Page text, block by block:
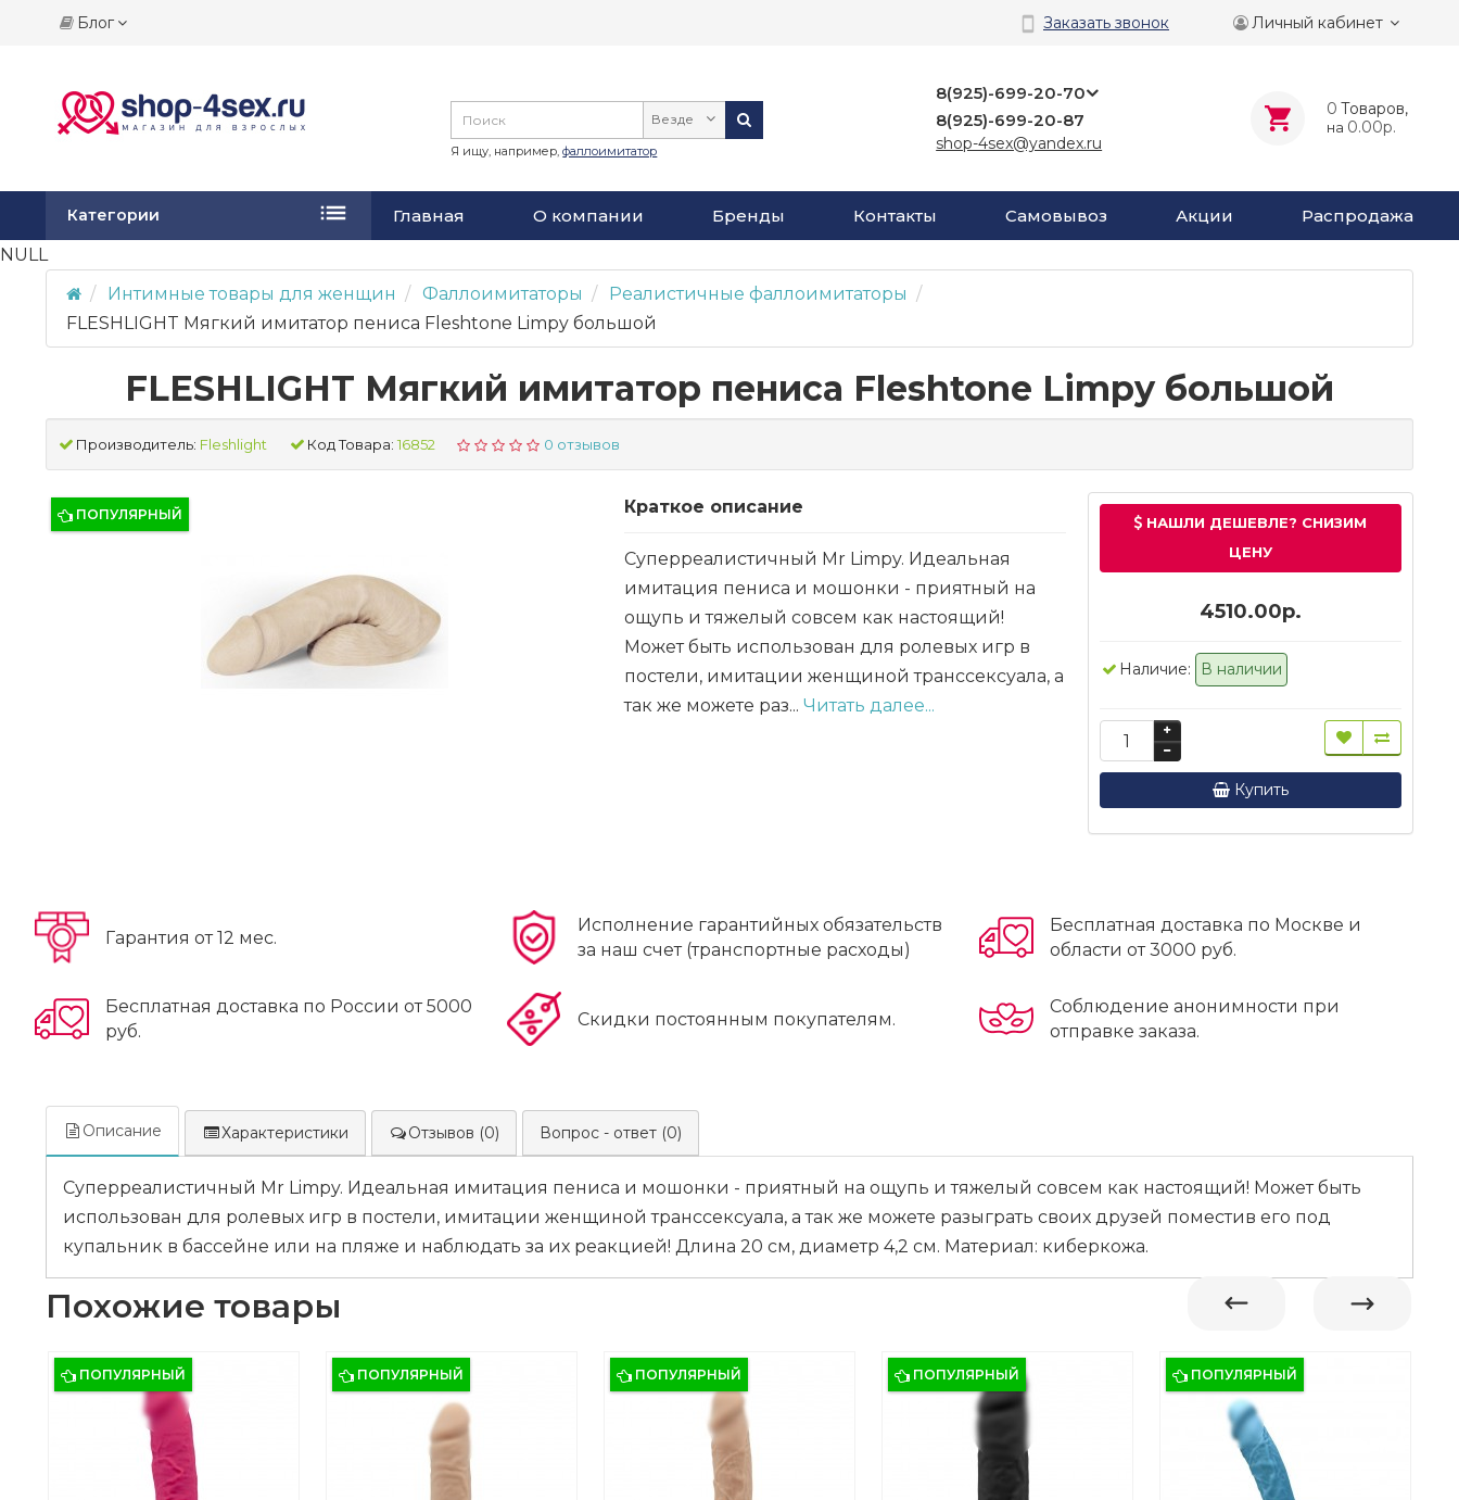
Блог Заказать звонок Личный кабинет
8(925)-699-20-70
8(925)-699-20-87
shop-4sex@yandex.ru
0 Tоваров,
на 0.00р.
Везде
Я ищу, например,фаллоимитатор
Главная О компании Бренды Контакты Самовывоз Акции Распродажа
Категории
NULL
Интимные товары для женщин
Фаллоимитаторы
Реалистичные фаллоимитаторы
FLESHLIGHT Мягкий имитатор пениса Fleshtone Limpy большой
FLESHLIGHT Мягкий имитатор пениса Fleshtone Limpy большой
Производитель: Fleshlight Код Товара: 16852 0 отзывов
ПОПУЛЯРНЫЙ Краткое описание
Суперреалистичный Mr Limpy. Идеальная
имитация пениса и мошонки - приятный на
ощупь и тяжелый совсем как настоящий!
Может быть использован для ролевых игр в
постели, имитации женщиной транссексуала, а
так же можете раз...Читать далее...
НАШЛИ ДЕШЕВЛЕ? СНИЗИМ
ЦЕНУ
4510.00р.
Наличие: В наличии
Купить
Гарантия от 12 мес.
Исполнение гарантийных обязательств
за наш счет (транспортные расходы)
Бесплатная доставка по Москве и
области от 3000 руб.
Бесплатная доставка по России от 5000
руб.
Скидки постоянным покупателям.
Соблюдение анонимности при
отправке заказа.
Описание Характеристики Отзывов (0) Вопрос - ответ (0)
Суперреалистичный Mr Limpy. Идеальная имитация пениса и мошонки - приятный на ощупь и тяжелый совсем как настоящий! Может быть
использован для ролевых игр в постели, имитации женщиной транссексуала, а так же можете разыграть своих друзей поместив его под
купальник в бассейне или на пляже и наблюдать за их реакцией! Длина 20 см, диаметр 4,2 см. Материал: киберкожа.
Похожие товары
ПОПУЛЯРНЫЙ ПОПУЛЯРНЫЙ ПОПУЛЯРНЫЙ ПОПУЛЯРНЫЙ ПОПУЛЯРНЫЙ